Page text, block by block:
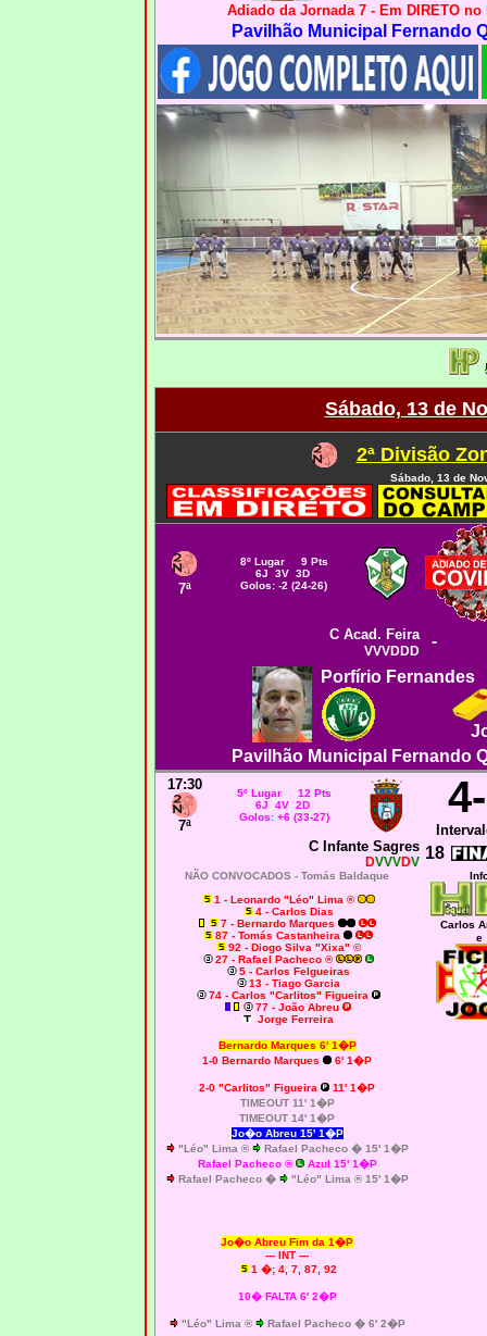
Adiado da Jornada 7 - Em DIRETO no
Pavilhão Municipal Fernando
Sábado, 13 de
2ª Divisão
Sábado, 13 de
7ª
8º Lugar 9 Pts
6J 3V 3D
Golos: -2 (24-26)
C Acad. Feira
VVVDDD
-
Porfírio Fernandes
Pavilhão Municipal Fernando
17:30
7ª
5º Lugar 12 Pts
6J 4V 2D
Golos: +6 (33-27)
C Infante Sagres
DVVVDV 18
NÃO CONVOCADOS - Tomás Baldaque
1 - Leonardo "Léo" Lima ®
4 - Carlos Dias
7 - Bernardo Marques
87 - Tomás Castanheira
92 - Diogo Silva "Xixa" ©
27 - Rafael Pacheco ®
5 - Carlos Felgueiras
13 - Tiago Garcia
74 - Carlos "Carlitos" Figueira
77 - João Abreu
Jorge Ferreira
Bernardo Marques 6' 1�P
1-0 Bernardo Marques 6' 1�P
2-0 "Carlitos" Figueira
11' 1�P
TIMEOUT 11' 1�P
TIMEOUT 14' 1�P
Jo�o Abreu 15' 1�P
"Léo" Lima ®
Rafael Pacheco � 15' 1�P
Rafael Pacheco®
Azul 15' 1�P
Rafael Pacheco �
"Léo" Lima ® 15' 1�P
Jo�o Abreu Fim da 1�P
--- INT ---
1 �; 4, 7, 87, 92
10� FALTA 6' 2�P
"Léo" Lima ® Rafael Pacheco � 6' 2�P
Carlos
e